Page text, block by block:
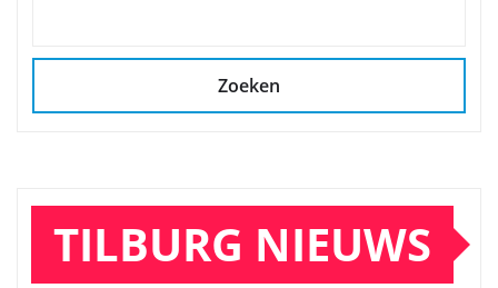
Zoeken
TILBURG NIEUWS